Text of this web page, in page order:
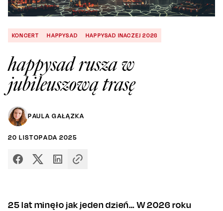
KONCERT HAPPYSAD HAPPYSAD INACZEJ 2026
happysad rusza w
jubileuszową trasę
PAULA GAŁĄZKA
20 LISTOPADA 2025
25 lat minęło jak jeden dzień… W 2026 roku